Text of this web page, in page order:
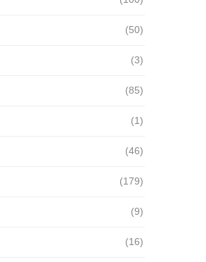
(50)
(3)
(85)
(1)
(46)
(179)
(9)
(16)